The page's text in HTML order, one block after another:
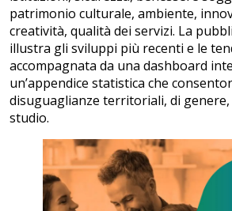
patrimonio culturale, ambiente,
creatività, qualità dei servizi. La
illustra gli sviluppi più recenti e le
accompagnata da una dashboard
un’appendice statistica che
disuguaglianze territoriali, di
studio.